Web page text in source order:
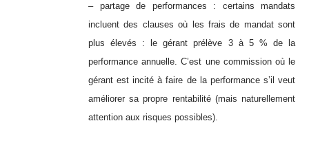
– partage de performances : certains mandats
incluent des clauses où les frais de mandat sont
plus élevés : le gérant prélève 3 à 5 % de la
performance annuelle. C’est une commission où le
gérant est incité à faire de la performance s’il veut
améliorer sa propre rentabilité (mais naturellement
attention aux risques possibles).